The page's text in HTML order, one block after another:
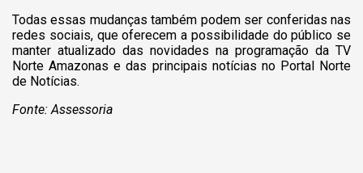
Todas essas mudanças também podem ser conferidas nas
redes sociais, que oferecem a possibilidade do público se
manter atualizado das novidades na programação da TV
Norte Amazonas e das principais notícias no Portal Norte
de Notícias.
Fonte: Assessoria